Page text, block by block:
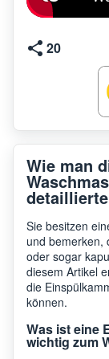
20
Wie man
Sie besitzen
und bemerken,
oder sogar
diesem Artikel
die
können.
Was ist eine
wichtig zum